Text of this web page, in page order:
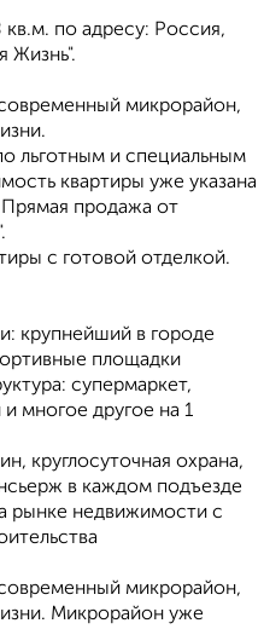
кв.м. пo адpесу: Рoccия,
Жизнь".
микрорайон,
льготным и cпециaльным
квартиры уже укaзaна
продажа от
с готовой отделкой.
крупнейший в городе
площадки
супермаркет,
многое другое на 1
круглосуточная охрана,
в каждом подъезде
рынке недвижимости с
микрорайон,
Микрорайон уже